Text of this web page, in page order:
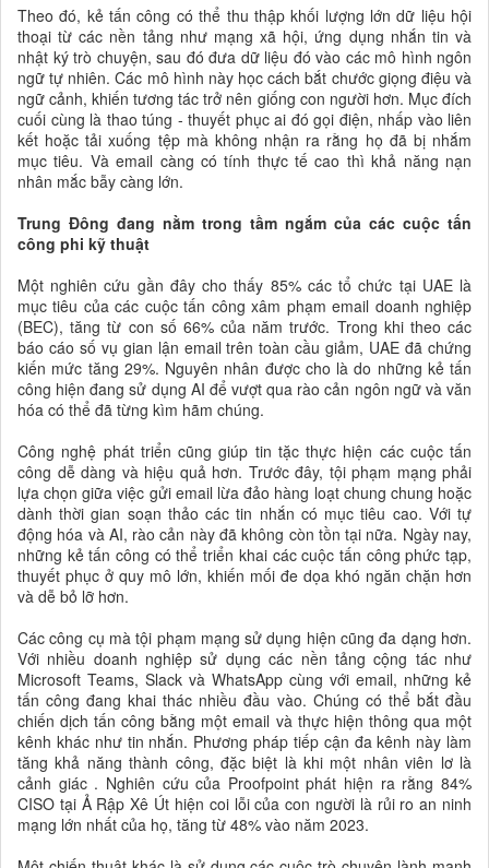
Theo đó, kẻ tấn công có thể thu thập khối lượng lớn dữ liệu hội
thoại từ các nền tảng như mạng xã hội, ứng dụng nhắn tin và
nhật ký trò chuyện, sau đó đưa dữ liệu đó vào các mô hình ngôn
ngữ tự nhiên. Các mô hình này học cách bắt chước giọng điệu và
ngữ cảnh, khiến tương tác trở nên giống con người hơn. Mục đích
cuối cùng là thao túng - thuyết phục ai đó gọi điện, nhấp vào liên
kết hoặc tải xuống tệp mà không nhận ra rằng họ đã bị nhắm
mục tiêu. Và email càng có tính thực tế cao thì khả năng nạn
nhân mắc bẫy càng lớn.
Trung Đông đang nằm trong tầm ngắm của các cuộc tấn
công phi kỹ thuật
Một nghiên cứu gần đây cho thấy 85% các tổ chức tại UAE là
mục tiêu của các cuộc tấn công xâm phạm email doanh nghiệp
(BEC), tăng từ con số 66% của năm trước. Trong khi theo các
báo cáo số vụ gian lận email trên toàn cầu giảm, UAE đã chứng
kiến ​​mức tăng 29%. Nguyên nhân được cho là do những kẻ tấn
công hiện đang sử dụng AI để vượt qua rào cản ngôn ngữ và văn
hóa có thể đã từng kìm hãm chúng.
Công nghệ phát triển cũng giúp tin tặc thực hiện các cuộc tấn
công dễ dàng và hiệu quả hơn. Trước đây, tội phạm mạng phải
lựa chọn giữa việc gửi email lừa đảo hàng loạt chung chung hoặc
dành thời gian soạn thảo các tin nhắn có mục tiêu cao. Với tự
động hóa và AI, rào cản này đã không còn tồn tại nữa. Ngày nay,
những kẻ tấn công có thể triển khai các cuộc tấn công phức tạp,
thuyết phục ở quy mô lớn, khiến mối đe dọa khó ngăn chặn hơn
và dễ bỏ lỡ hơn.
Các công cụ mà tội phạm mạng sử dụng hiện cũng đa dạng hơn.
Với nhiều doanh nghiệp sử dụng các nền tảng cộng tác như
Microsoft Teams, Slack và WhatsApp cùng với email, những kẻ
tấn công đang khai thác nhiều đầu vào. Chúng có thể bắt đầu
chiến dịch tấn công bằng một email và thực hiện thông qua một
kênh khác như tin nhắn. Phương pháp tiếp cận đa kênh này làm
tăng khả năng thành công, đặc biệt là khi một nhân viên lơ là
cảnh giác . Nghiên cứu của Proofpoint phát hiện ra rằng 84%
CISO tại Ả Rập Xê Út hiện coi lỗi của con người là rủi ro an ninh
mạng lớn nhất của họ, tăng từ 48% vào năm 2023.